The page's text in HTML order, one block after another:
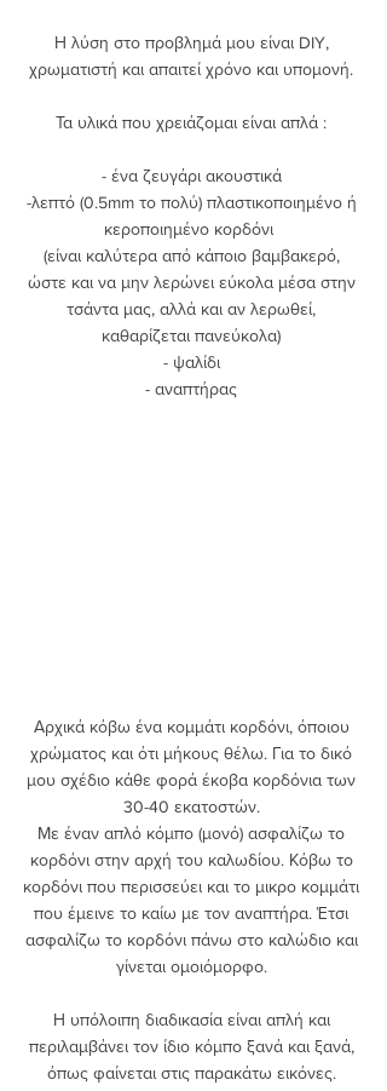
Η λύση στο προβλημά μου είναι DIY,
χρωματιστή και απαιτεί χρόνο και υπομονή.
Τα υλικά που χρειάζομαι είναι απλά :
- ένα ζευγάρι ακουστικά
-λεπτό (0.5mm το πολύ) πλαστικοποιημένο ή
κεροποιημένο κορδόνι
(είναι καλύτερα από κάποιο βαμβακερό,
ώστε και να μην λερώνει εύκολα μέσα στην
τσάντα μας, αλλά και αν λερωθεί,
καθαρίζεται πανεύκολα)
- ψαλίδι
- αναπτήρας
Αρχικά κόβω ένα κομμάτι κορδόνι, όποιου
χρώματος και ότι μήκους θέλω. Για το δικό
μου σχέδιο κάθε φορά έκοβα κορδόνια των
30-40 εκατοστών.
Με έναν απλό κόμπο (μονό) ασφαλίζω το
κορδόνι στην αρχή του καλωδίου. Κόβω το
κορδόνι που περισσεύει και το μικρο κομμάτι
που έμεινε το καίω με τον αναπτήρα. Έτσι
ασφαλίζω το κορδόνι πάνω στο καλώδιο και
γίνεται ομοιόμορφο.
Η υπόλοιπη διαδικασία είναι απλή και
περιλαμβάνει τον ίδιο κόμπο ξανά και ξανά,
όπως φαίνεται στις παρακάτω εικόνες.